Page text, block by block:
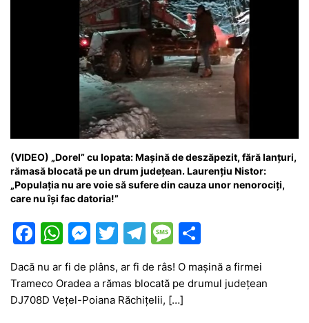
(VIDEO) „Dorel” cu lopata: Mașină de deszăpezit, fără lanțuri,
rămasă blocată pe un drum județean. Laurențiu Nistor:
„Populația nu are voie să sufere din cauza unor nenorociți,
care nu își fac datoria!”
F
c
e
W
h
at
s
M
e
s
s
T
w
itt
er
T
el
e
gr
M
s
s
ar
ta
Dacă nu ar fi de plâns, ar fi de râs! O mașină a firmei
Trameco Oradea a rămas blocată pe drumul județean
DJ708D Vețel-Poiana Răchițelii, […]